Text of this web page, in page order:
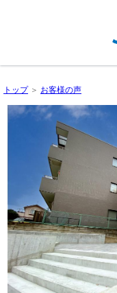
トップ＞ お客様の声